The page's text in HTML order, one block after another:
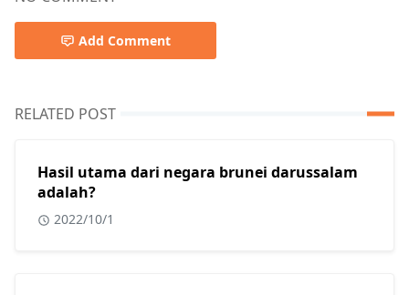
Add Comment
RELATED POST
Hasil utama dari negara brunei darussalam
adalah?
2022/10/1